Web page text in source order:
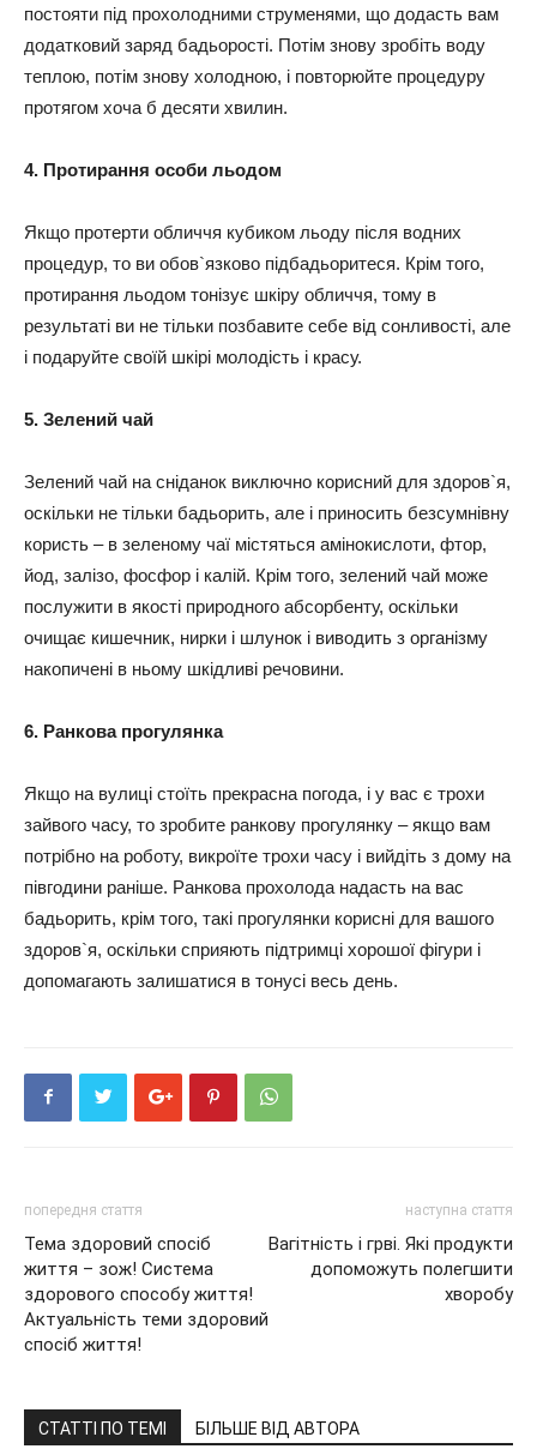
постояти під прохолодними струменями, що додасть вам
додатковий заряд бадьорості. Потім знову зробіть воду
теплою, потім знову холодною, і повторюйте процедуру
протягом хоча б десяти хвилин.
4. Протирання особи льодом
Якщо протерти обличчя кубиком льоду після водних
процедур, то ви обов`язково підбадьоритеся. Крім того,
протирання льодом тонізує шкіру обличчя, тому в
результаті ви не тільки позбавите себе від сонливості, але
і подаруйте своїй шкірі молодість і красу.
5. Зелений чай
Зелений чай на сніданок виключно корисний для здоров`я,
оскільки не тільки бадьорить, але і приносить безсумнівну
користь – в зеленому чаї містяться амінокислоти, фтор,
йод, залізо, фосфор і калій. Крім того, зелений чай може
послужити в якості природного абсорбенту, оскільки
очищає кишечник, нирки і шлунок і виводить з організму
накопичені в ньому шкідливі речовини.
6. Ранкова прогулянка
Якщо на вулиці стоїть прекрасна погода, і у вас є трохи
зайвого часу, то зробите ранкову прогулянку – якщо вам
потрібно на роботу, викроїте трохи часу і вийдіть з дому на
півгодини раніше. Ранкова прохолода надасть на вас
бадьорить, крім того, такі прогулянки корисні для вашого
здоров`я, оскільки сприяють підтримці хорошої фігури і
допомагають залишатися в тонусі весь день.
попередня стаття
Тема здоровий спосіб
життя – зож! Система
здорового способу життя!
Актуальність теми здоровий
спосіб життя!
наступна стаття
Вагітність і грві. Які продукти
допоможуть полегшити
хворобу
СТАТТІ ПО ТЕМІ БІЛЬШЕ ВІД АВТОРА